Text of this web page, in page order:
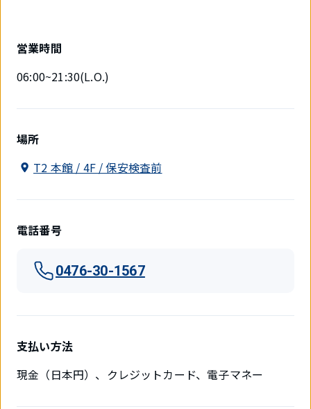
営業時間
06:00~21:30(L.O.)
場所
T2 本館 / 4F / 保安検査前
電話番号
0476-30-1567
支払い方法
現金（日本円）、クレジットカード、電子マネー